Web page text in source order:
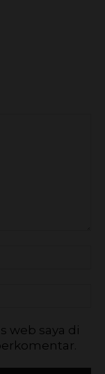
web saya di